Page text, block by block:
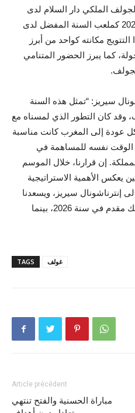
الملكي دار السلام لدى
اللاعبين، بعدما تم اختياره سنة 2025 كملعب السنة المفضل لدى
مكانته كواحد من أبرز
كما يبرز الحضور المتنامي
سيريز: “تمثل هذه السنة
وقد كان التطور الذي لمسناه مع
عودة إلى المغرب كانت مناسبة
الوقت نفسه للمساهمة في
إن قرارنا، خلال الموسم
يعكس الأهمية الاستراتيجية
إنترناشونال سيريز، ويسعدنا
أن نرحب بـ Visit Morocco كشريك مقدم في سنة 2026، بينما
TAGS غولف
Article précédent
مباراة الحسنية والفتح تنتهي